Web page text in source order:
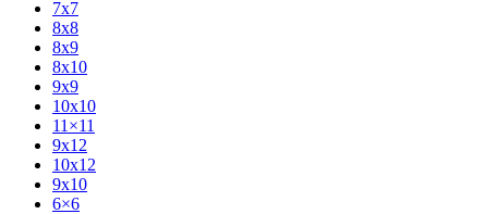
7x7
8x8
8x9
8x10
9x9
10x10
11×11
9x12
10x12
9x10
6×6